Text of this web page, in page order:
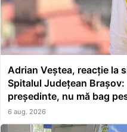
Adrian Veștea, reacție la
Spitalul Județean Brașov:
președinte, nu mă bag
asta a făcut școală
6 aug. 2026